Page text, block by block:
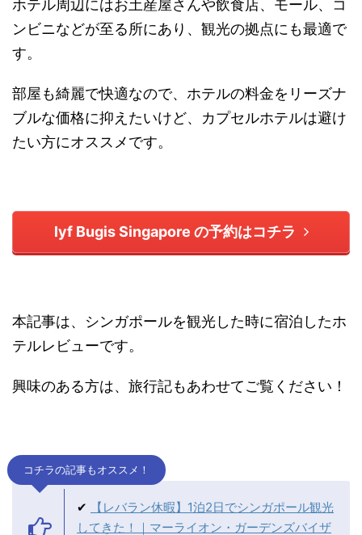
ホテル周辺にはお土産屋さんや飲食店、モール、コ
ンビニなどが至る所にあり、観光の拠点にも最適で
す。
部屋も綺麗で快適なので、ホテルの料金をリーズナ
ブルな価格に抑えたいけど、カプセルホテルは避け
たい方にオススメです。
lyf Bugis Singapore の予約はコチラ
本記事は、シンガポールを観光した時に宿泊したホ
テルレビューです。
興味のある方は、旅行記もあわせてご覧ください！
コチラの記事もオススメ！
✔
【レバラン休暇】1泊2日でシンガポール観光
してきた！｜マーライオン・ガーデンズバイザ